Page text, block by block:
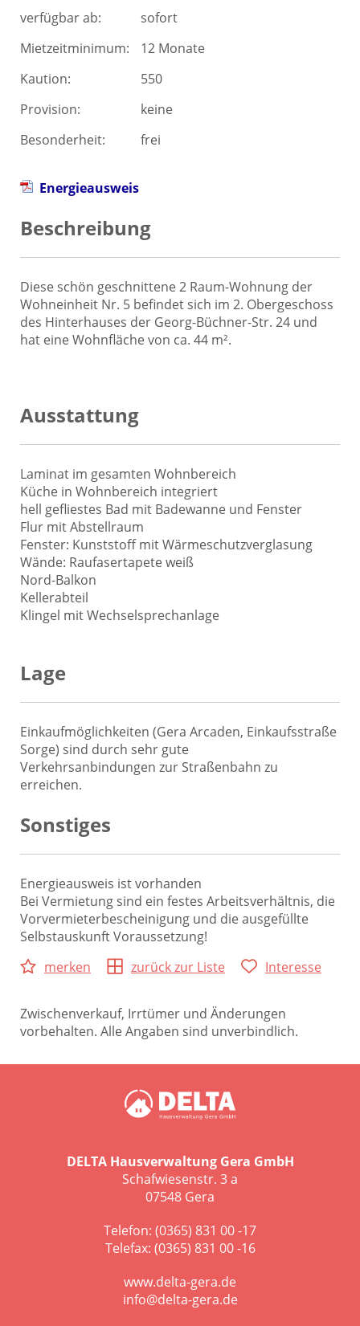
verfügbar ab:
sofort
Mietzeitminimum:
12 Monate
Kaution:
550
Provision:
keine
Besonderheit:
frei
Energieausweis
Beschreibung
Diese schön geschnittene 2 Raum-Wohnung der
Wohneinheit Nr. 5 befindet sich im 2. Obergeschoss
des Hinterhauses der Georg-Büchner-Str. 24 und
hat eine Wohnfläche von ca. 44 m².
Ausstattung
Laminat im gesamten Wohnbereich
Küche in Wohnbereich integriert
hell gefliestes Bad mit Badewanne und Fenster
Flur mit Abstellraum
Fenster: Kunststoff mit Wärmeschutzverglasung
Wände: Raufasertapete weiß
Nord-Balkon
Kellerabteil
Klingel mit Wechselsprechanlage
Lage
Einkaufmöglichkeiten (Gera Arcaden, Einkaufsstraße
Sorge) sind durch sehr gute
Verkehrsanbindungen zur Straßenbahn zu
erreichen.
Sonstiges
Energieausweis ist vorhanden
Bei Vermietung sind ein festes Arbeitsverhältnis, die
Vorvermieterbescheinigung und die ausgefüllte
Selbstauskunft Voraussetzung!
merken
zurück zur Liste Interesse
Zwischenverkauf, Irrtümer und Änderungen
vorbehalten. Alle Angaben sind unverbindlich.
DELTA Hausverwaltung Gera GmbH
Schafwiesenstr. 3 a
07548 Gera
Telefon: (0365) 831 00 -17
Telefax: (0365) 831 00 -16
www.delta-gera.de
info@delta-gera.de